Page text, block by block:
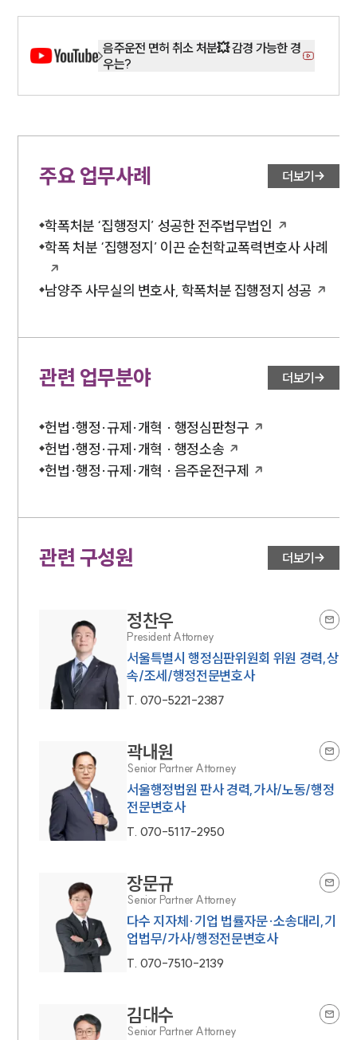
음주운전 면허 취소 처분💥 감경 가능한 경
우는?
주요 업무사례 더보기
학폭처분 ‘집행정지’ 성공한 전주법무법인
학폭 처분 ‘집행정지’ 이끈 순천학교폭력변호사 사례
남양주 사무실의 변호사, 학폭처분 집행정지 성공
관련 업무분야 더보기
헌법·행정·규제·개혁 · 행정심판청구
헌법·행정·규제·개혁 · 행정소송
헌법·행정·규제·개혁 · 음주운전구제
관련 구성원 더보기
정찬우
President Attorney
서울특별시 행정심판위원회 위원 경력,상
속/조세/행정전문변호사
T. 070-5221-2387
곽내원
Senior Partner Attorney
서울행정법원 판사 경력,가사/노동/행정
전문변호사
T. 070-5117-2950
장문규
Senior Partner Attorney
다수 지자체·기업 법률자문·소송대리,기
업법무/가사/행정전문변호사
T. 070-7510-2139
김대수
Senior Partner Attorney